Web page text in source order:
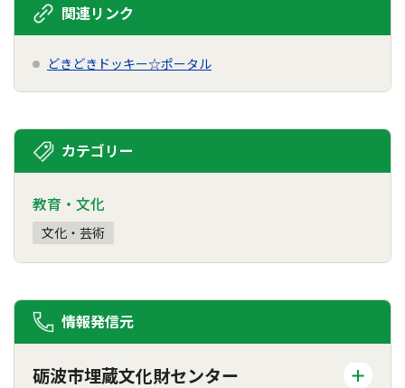
関連リンク
どきどきドッキー☆ポータル
カテゴリー
教育・文化
文化・芸術
情報発信元
砺波市埋蔵文化財センター